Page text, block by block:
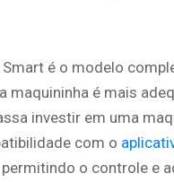
é o modelo
maquininha é mais
investir em uma
com o
permitindo o controle e